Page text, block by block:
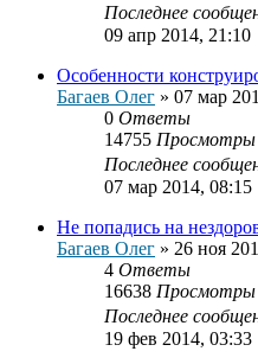
Последнее
09 апр 2014, 21:10
Особенности
Багаев Олег » 07 мар
0 Ответы
14755 Просмотры
Последнее
07 мар 2014, 08:15
Не попадись на
Багаев Олег » 26 ноя
4 Ответы
16638 Просмотры
Последнее
19 фев 2014, 03:33